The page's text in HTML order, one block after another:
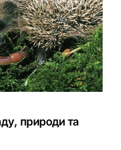
природи та